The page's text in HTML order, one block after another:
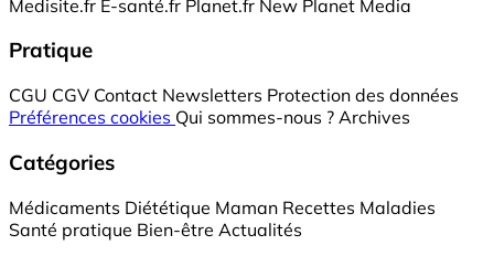
Medisite.fr E-santé.fr Planet.fr New Planet Media
Pratique
CGU CGV Contact Newsletters Protection des données
Préférences cookies Qui sommes-nous ? Archives
Catégories
Médicaments Diététique Maman Recettes Maladies
Santé pratique Bien-être Actualités